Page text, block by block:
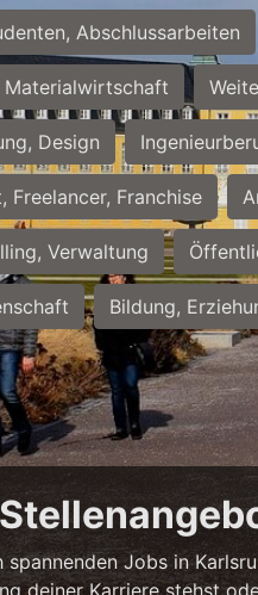
Abschlussarbeiten
Materialwirtschaft
Design
Freelancer, Franchise
Verwaltung
Bildung,
spannenden Jobs in